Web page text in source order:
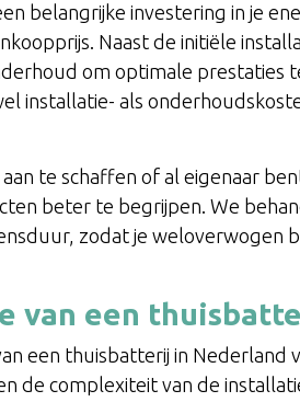
belangrijke investering in je
Naast de initiële
om optimale prestaties
installatie- als
te schaffen of al eigenaar
beter te begrijpen. We
zodat je weloverwogen
van een
een thuisbatterij in Nederland
de complexiteit van de